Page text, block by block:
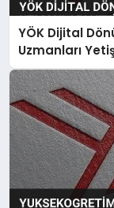
YÖK Dijital
Uzmanları